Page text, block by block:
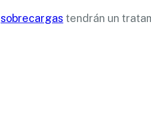
sobrecargas tendrán un